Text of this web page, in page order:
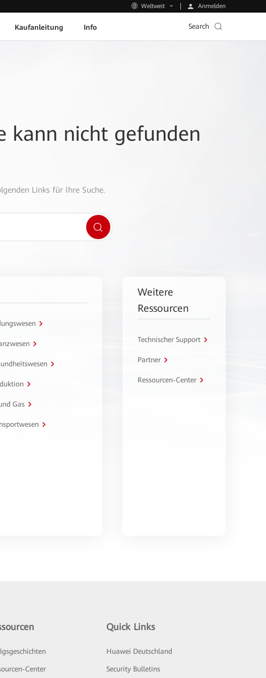
Weltweit Anmelden
Kaufanleitung Info Search
kann nicht gefunden
Links für Ihre Suche.
Gas
Weitere
Ressourcen
Technischer Support
Partner
Ressourcen-Center
Center
Quick Links
Huawei Deutschland
Security Bulletins